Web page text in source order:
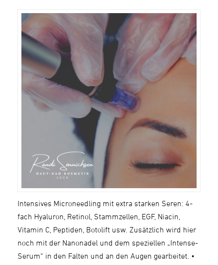
Intensives Microneedling mit extra starken Seren: 4-
fach Hyaluron, Retinol, Stammzellen, EGF, Niacin,
Vitamin C, Peptiden, Botolift usw. Zusätzlich wird hier
noch mit der Nanonadel und dem speziellen „Intense-
Serum“ in den Falten und an den Augen gearbeitet. •